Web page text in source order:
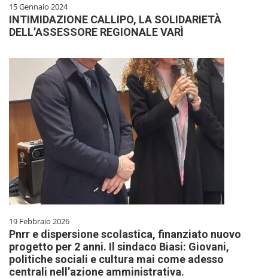
15 Gennaio 2024
INTIMIDAZIONE CALLIPO, LA SOLIDARIETÀ
DELL’ASSESSORE REGIONALE VARÌ
19 Febbraio 2026
Pnrr e dispersione scolastica, finanziato nuovo
progetto per 2 anni. Il sindaco Biasi: Giovani,
politiche sociali e cultura mai come adesso
centrali nell’azione amministrativa.